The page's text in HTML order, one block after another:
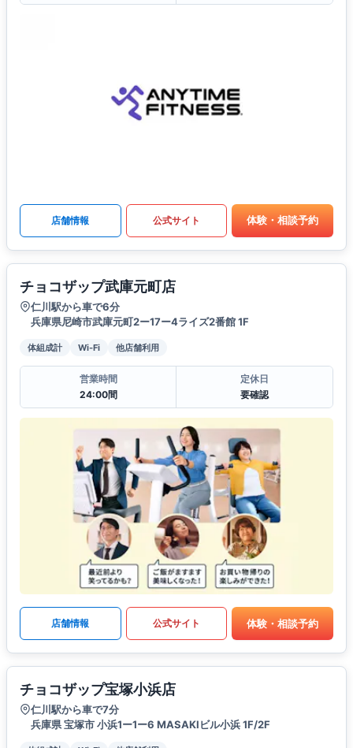
店舗情報 公式サイト 体験・相談予約
チョコザップ武庫元町店
仁川駅から車で6分
兵庫県尼崎市武庫元町2ー17ー4ライズ2番館 1F
体組成計 Wi-Fi 他店舗利用
営業時間
24:00間
定休日
要確認
店舗情報 公式サイト 体験・相談予約
チョコザップ宝塚小浜店
仁川駅から車で7分
兵庫県 宝塚市 小浜1ー1ー6 MASAKIビル小浜 1F/2F